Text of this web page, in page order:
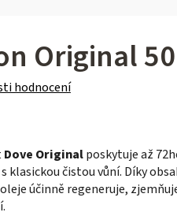
Original
hodnocení
Dove Originalposkytuje až
klasickou čistou vůní. Díky
účinně regeneruje,